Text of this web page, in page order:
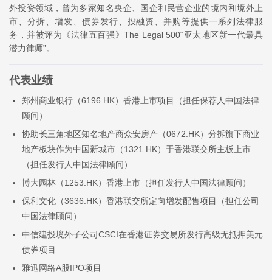
外投资领域，曾为多家知名央企、国企和民营企业的境内和境外上
市、分拆、增发、债券发行、投融资、并购等提供一系列法律服
务，并被评为《法律五百强》The Legal 500“亚太地区新一代最具
潜力律师”。
代表业绩
郑州商业银行（6196.HK）香港上市项目（担任保荐人中国法律
顾问）
协助长三角地区知名地产商众安房产（0672.HK）分拆旗下商业
地产板块作为中国新城市（1321.HK）于香港联交所主板上市
（担任发行人中国法律顾问）
博大园林（1253.HK）香港上市（担任发行人中国法律顾问）
保利文化（3636.HK）香港联交所定向增发配售项目（担任公司
中国法律顾问）
中信建投境外子公司CSCI在香港证券交易所发行高级无抵押美元
债券项目
雅迅网络A股IPO项目